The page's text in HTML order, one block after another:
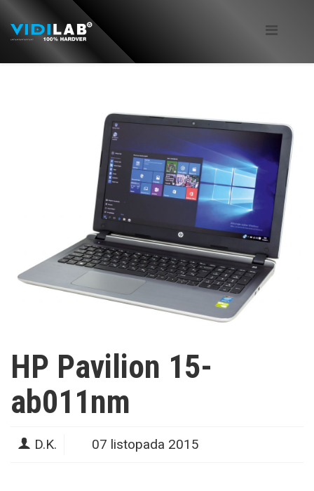
HP Pavilion 15-
ab011nm
D.K. 07 listopada 2015